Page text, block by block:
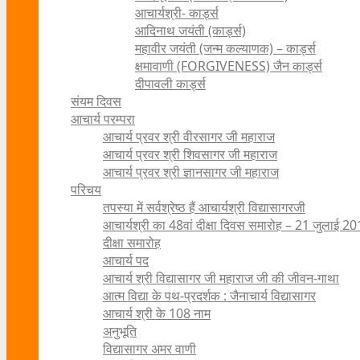
आचार्यश्री- कार्ड्स
आदिनाथ जयंती (कार्ड्स)
महावीर जयंती (जन्म कल्याणक) – कार्ड्स
क्षमावाणी (FORGIVENESS) जैन कार्ड्स
दीपावली कार्ड्स
संयम दिवस
आचार्य परम्परा
आचार्य प्रवर श्री वीरसागर जी महाराज
आचार्य प्रवर श्री शिवसागर जी महाराज
आचार्य प्रवर श्री ज्ञानसागर जी महाराज
परिचय
तपस्या में सर्वश्रेष्ठ हैं आचार्यश्री विद्यासागरजी
आचार्यश्री का 48वां दीक्षा दिवस समारोह – 21 जुलाई
दीक्षा समारोह
आचार्य पद
आचार्य श्री विद्यासागर जी महाराज जी की जीवन-गाथा
आत्म विद्या के पथ-प्रदर्शक : जैनाचार्य विद्यासागर
आचार्य श्री के 108 नाम
अनुभूति
विद्यासागर अमर वाणी